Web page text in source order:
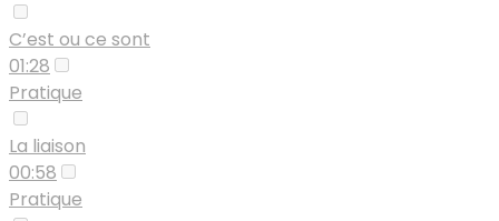
C’est ou ce sont
01:28
Pratique
La liaison
00:58
Pratique